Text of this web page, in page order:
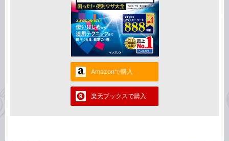
Amazonで購入
楽天ブックスで購入